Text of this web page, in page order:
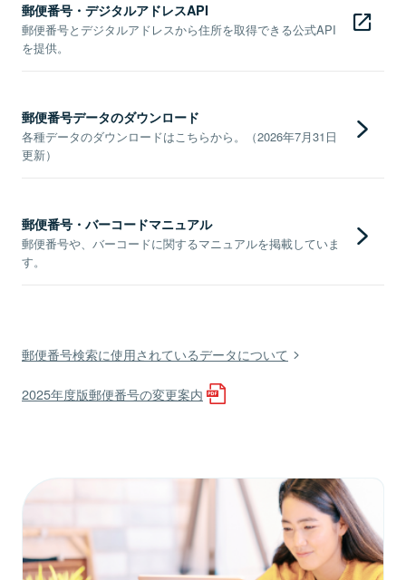
郵便番号・デジタルアドレスAPI
郵便番号とデジタルアドレスから住所を取得できる公式API
を提供。
郵便番号データのダウンロード
各種データのダウンロードはこちらから。（2026年7月31日
更新）
郵便番号・バーコードマニュアル
郵便番号や、バーコードに関するマニュアルを掲載していま
す。
郵便番号検索に使用されているデータについて
2025年度版郵便番号の変更案内